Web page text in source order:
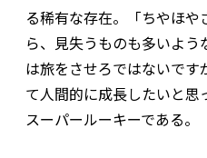
る稀有な存在。「ちやほ
ら、見失うものも多いよ
は旅をさせろではないです
て人間的に成長したいと
スーパールーキーである。